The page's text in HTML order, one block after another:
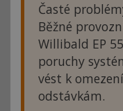
Časté
Běžné
Willibald EP
poruchy
vést k
odstávkám.